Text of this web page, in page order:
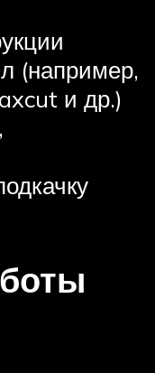
(например,
и др.)